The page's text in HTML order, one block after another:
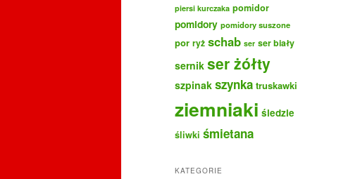
piersi kurczaka pomidor
pomidory pomidory suszone
por ryż schab ser ser biały
sernik ser żółty
szpinak szynka truskawki
ziemniaki śledzie
śliwki śmietana
KATEGORIE